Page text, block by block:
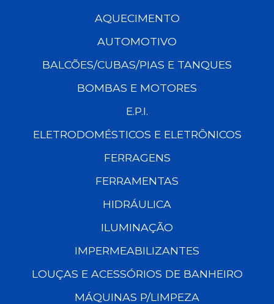
AQUECIMENTO
AUTOMOTIVO
BALCÕES/CUBAS/PIAS E TANQUES
BOMBAS E MOTORES
E.P.I.
ELETRODOMÉSTICOS E ELETRÔNICOS
FERRAGENS
FERRAMENTAS
HIDRÁULICA
ILUMINAÇÃO
IMPERMEABILIZANTES
LOUÇAS E ACESSÓRIOS DE BANHEIRO
MÁQUINAS P/LIMPEZA